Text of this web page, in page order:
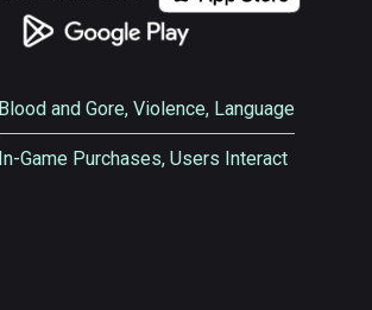
Blood and Gore, Violence, Language
In-Game Purchases, Users Interact